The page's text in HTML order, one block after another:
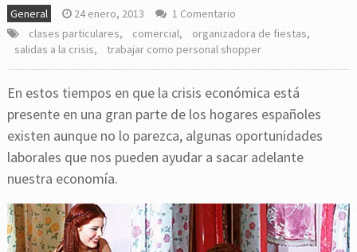
General 24 enero, 2013
1 Comentario
clases particulares, comercial, organizadora de fiestas,
salidas a la crisis, trabajar como personal shopper
En estos tiempos en que la crisis económica está
presente en una gran parte de los hogares españoles
existen aunque no lo parezca, algunas oportunidades
laborales que nos pueden ayudar a sacar adelante
nuestra economía.